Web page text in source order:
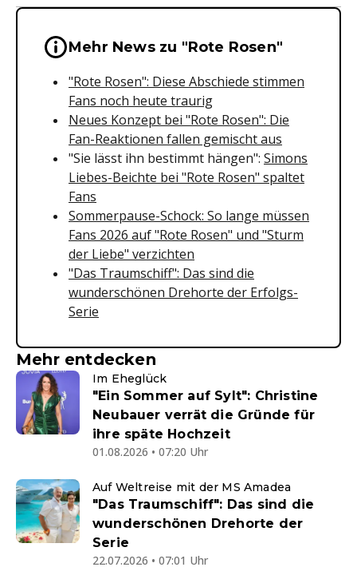
Wichtige Hinweise &
Mehr News zu "Rote Rosen"
"Rote Rosen": Diese Abschiede stimmen
Fans noch heute traurig
Neues Konzept bei "Rote Rosen": Die
Fan-Reaktionen fallen gemischt aus
"Sie lässt ihn bestimmt hängen": Simons
Liebes-Beichte bei "Rote Rosen" spaltet
Fans
Sommerpause-Schock: So lange müssen
Fans 2026 auf "Rote Rosen" und "Sturm
der Liebe" verzichten
"Das Traumschiff": Das sind die
wunderschönen Drehorte der Erfolgs-
Serie
Mehr entdecken
Im Eheglück
"Ein Sommer auf Sylt": Christine
Neubauer verrät die Gründe für
ihre späte Hochzeit
01.08.2026 • 07:20 Uhr
Auf Weltreise mit der MS Amadea
"Das Traumschiff": Das sind die
wunderschönen Drehorte der
Serie
22.07.2026 • 07:01 Uhr